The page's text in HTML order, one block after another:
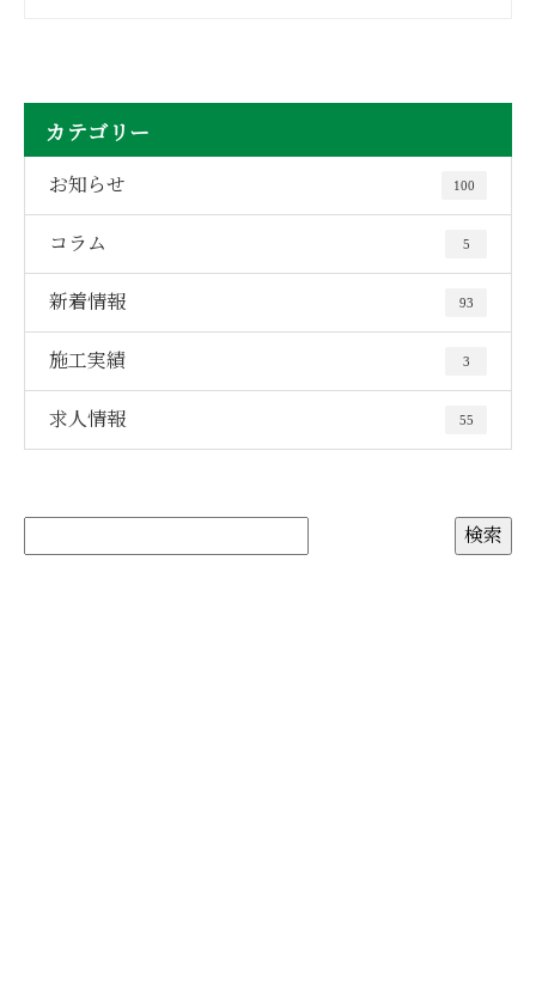
カテゴリー
お知らせ 100
コラム 5
新着情報 93
施工実績 3
求人情報 55